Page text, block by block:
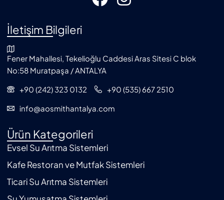
İletişim Bilgileri
Fener Mahallesi, Tekelioğlu Caddesi Aras Sitesi C blok
No:58 Muratpaşa / ANTALYA
+90 (242) 323 0132
+90 (535) 667 2510
info@aosmithantalya.com
Ürün Kategorileri
Evsel Su Arıtma Sistemleri
Kafe Restoran ve Mutfak Sistemleri
Ticari Su Arıtma Sistemleri